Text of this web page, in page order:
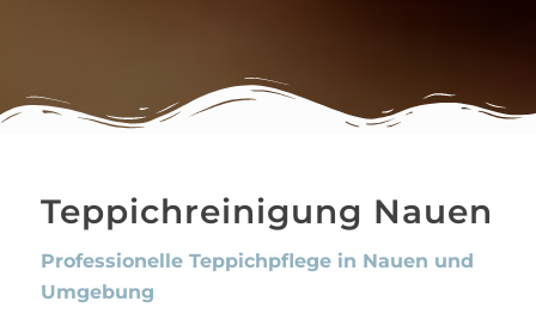
Teppichreinigung Nauen
Professionelle Teppichpflege in Nauen und
Umgebung